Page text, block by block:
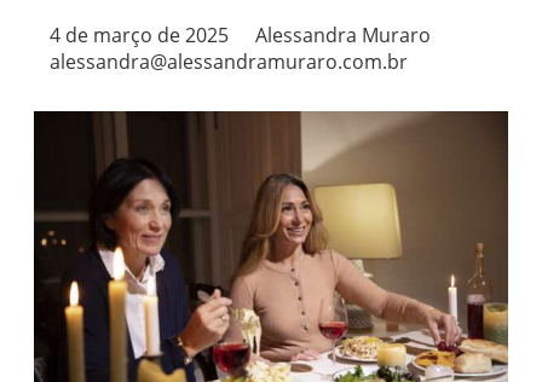
4 de março de 2025
Alessandra Muraro
alessandra@alessandramuraro.com.br